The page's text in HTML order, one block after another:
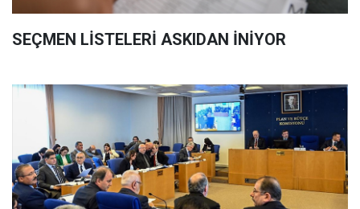
SEÇMEN LİSTELERİ ASKIDAN İNİYOR